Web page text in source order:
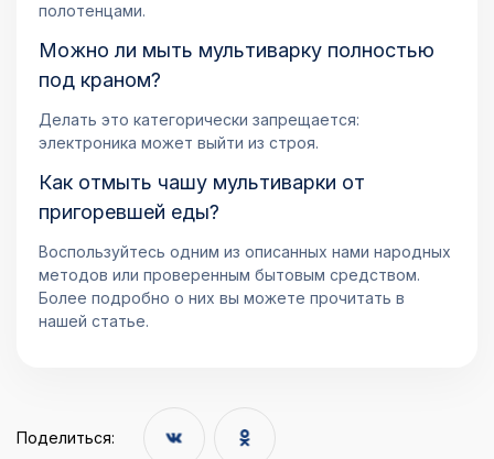
полотенцами.
Можно ли мыть мультиварку полностью
под краном?
Делать это категорически запрещается:
электроника может выйти из строя.
Как отмыть чашу мультиварки от
пригоревшей еды?
Воспользуйтесь одним из описанных нами народных
методов или проверенным бытовым средством.
Более подробно о них вы можете прочитать в
нашей статье.
Поделиться: